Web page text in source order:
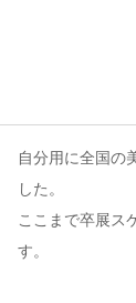
自分用に全国の
した。
ここまで卒展ス
す。
コンテンツ
このサイトについて